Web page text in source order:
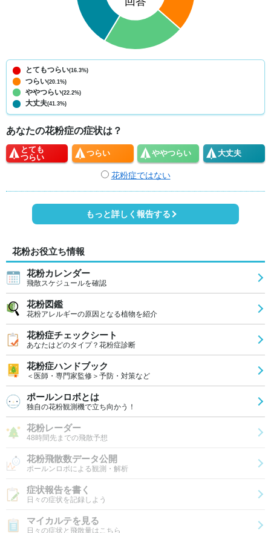
とてもつらい(16.3%)
つらい(20.1%)
ややつらい(22.2%)
大丈夫(41.3%)
あなたの花粉症の症状は？
とても
つらい
つらい ややつらい 大丈夫
花粉症ではない
もっと詳しく報告する
花粉お役立ち情報
花粉カレンダー
飛散スケジュールを確認
花粉図鑑
花粉アレルギーの原因となる植物を紹介
花粉症チェックシート
あなたはどのタイプ？花粉症診断
花粉症ハンドブック
＜医師・専門家監修＞予防・対策など
ポールンロボとは
独自の花粉観測機で立ち向かう！
花粉レーダー
48時間先までの飛散予想
花粉飛散数データ公開
ポールンロボによる観測・解析
症状報告を書く
日々の症状を記録しよう
マイカルテを見る
日々の症状と飛散量はこちら